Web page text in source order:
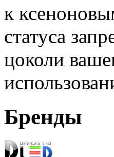
к
статуса
цоколи
Бренды